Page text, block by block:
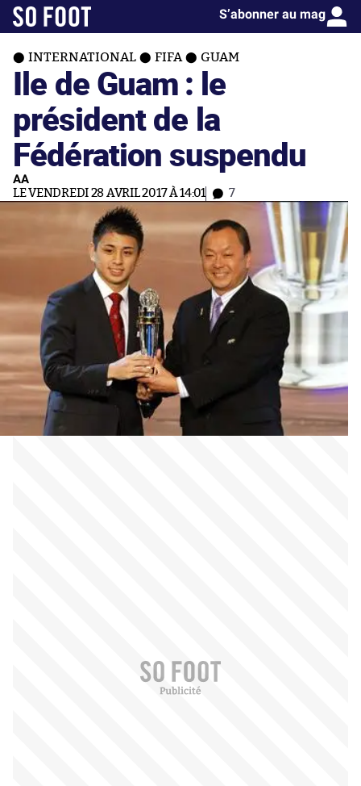
S’abonner au mag
INTERNATIONAL FIFA GUAM
Ile de Guam : le
président de la
Fédération suspendu
AA
LE VENDREDI 28 AVRIL 2017 À 14:01 7